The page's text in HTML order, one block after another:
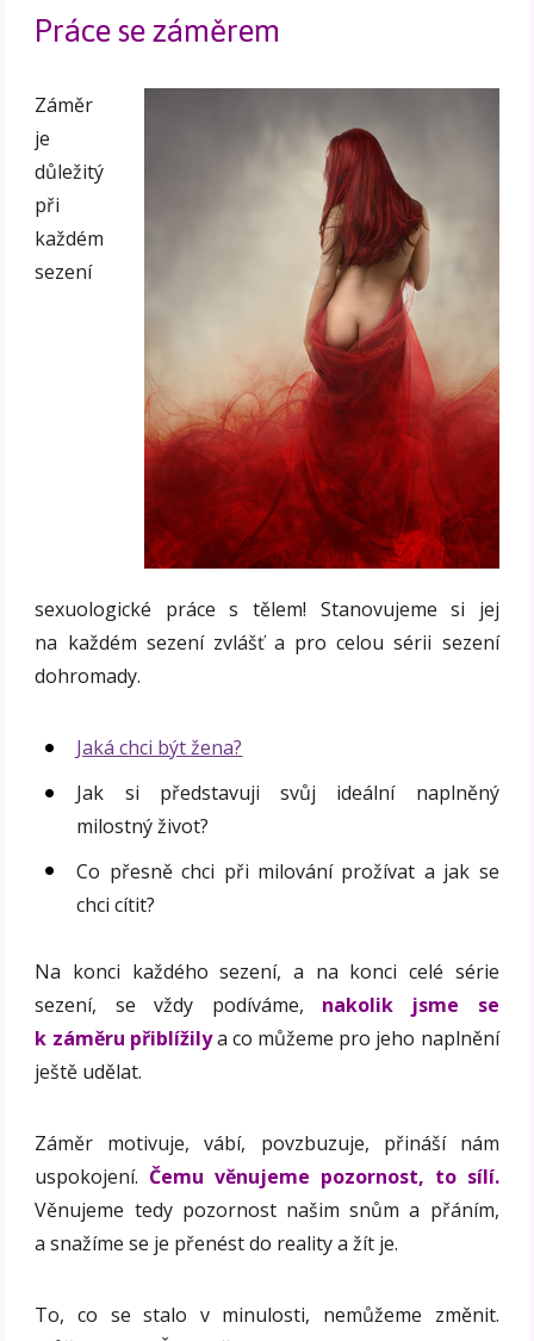
Práce se záměrem
Záměr
je
důležitý
při
každém
sezení
sexuologické práce s tělem! Stanovujeme si jej
na každém sezení zvlášť a pro celou sérii sezení
dohromady.
Jaká chci být žena?
Jak si představuji svůj ideální naplněný
milostný život?
Co přesně chci při milování prožívat a jak se
chci cítit?
Na konci každého sezení, a na konci celé série
sezení, se vždy podíváme, nakolik jsme se
k záměru přiblížilya co můžeme pro jeho naplnění
ještě udělat.
Záměr motivuje, vábí, povzbuzuje, přináší nám
uspokojení. Čemu věnujeme pozornost, to sílí.
Věnujeme tedy pozornost našim snům a přáním,
a snažíme se je přenést do reality a žít je.
To, co se stalo v minulosti, nemůžeme změnit.